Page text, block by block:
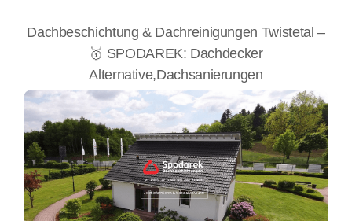
Dachbeschichtung & Dachreinigungen Twistetal –
🥇 SPODAREK: Dachdecker
Alternative,Dachsanierungen